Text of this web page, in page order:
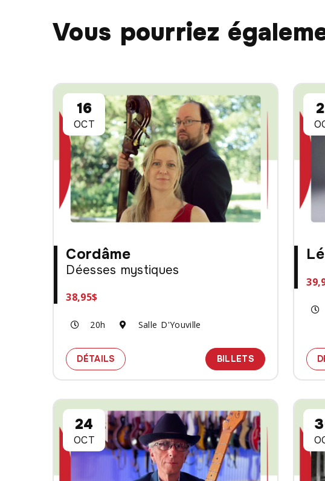
Vous pourriez
16
OCT
Cordâme
Déesses mystiques
38,95$
20h Salle D'Youville
DÉTAILS SPECTACLE CORDÂME - DÉESSES
BILLETSDES BILLETS
24
OCT